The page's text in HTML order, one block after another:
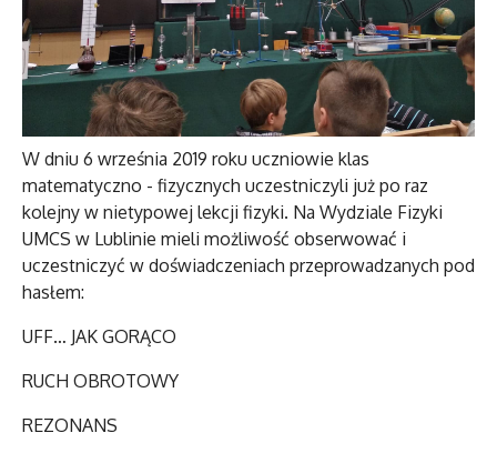
W dniu 6 września 2019 roku uczniowie klas
matematyczno - fizycznych uczestniczyli już po raz
kolejny w nietypowej lekcji fizyki. Na Wydziale Fizyki
UMCS w Lublinie mieli możliwość obserwować i
uczestniczyć w doświadczeniach przeprowadzanych pod
hasłem:
UFF… JAK GORĄCO
RUCH OBROTOWY
REZONANS